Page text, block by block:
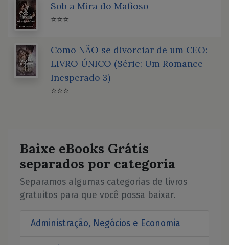
Sob a Mira do Mafioso
⭐⭐⭐
Como NÃO se divorciar de um CEO:
LIVRO ÚNICO (Série: Um Romance
Inesperado 3)
⭐⭐⭐
Baixe eBooks Grátis
separados por categoria
Separamos algumas categorias de livros
gratuitos para que você possa baixar.
Administração, Negócios e Economia